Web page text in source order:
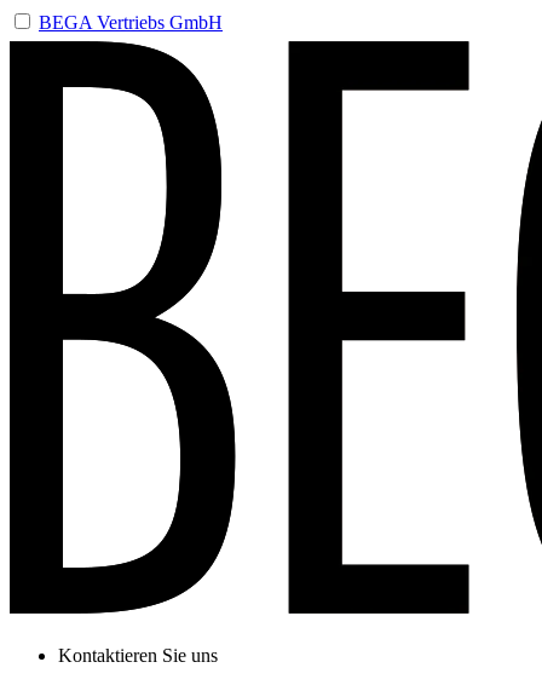
BEGA Vertriebs GmbH
Kontaktieren Sie uns